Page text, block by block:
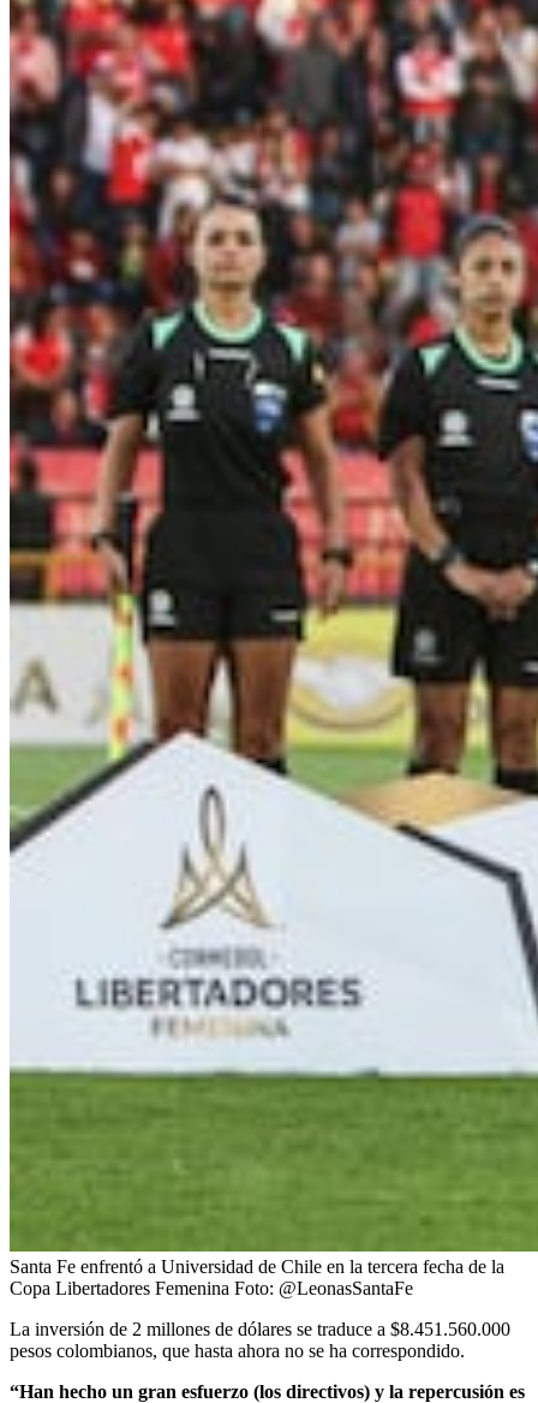
Santa Fe enfrentó a Universidad de Chile en la tercera fecha de la
Copa Libertadores Femenina Foto: @LeonasSantaFe
La inversión de 2 millones de dólares se traduce a $8.451.560.000
pesos colombianos, que hasta ahora no se ha correspondido.
“Han hecho un gran esfuerzo (los directivos) y la repercusión es